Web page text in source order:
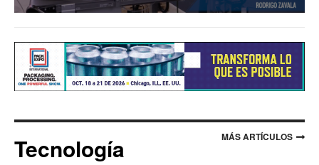
Tecnología MÁS ARTÍCULOS